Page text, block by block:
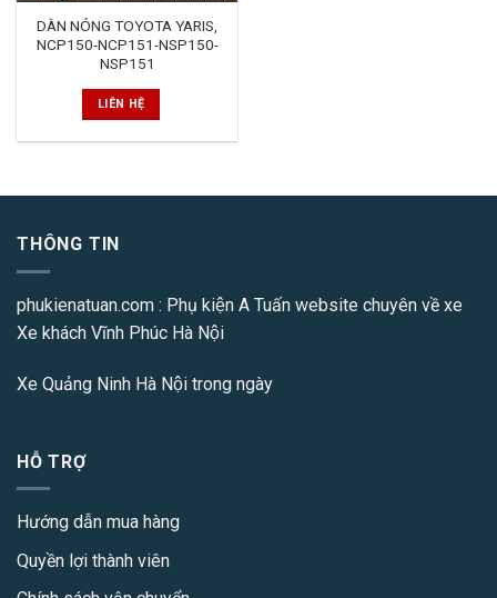
DÀN NÓNG TOYOTA YARIS,
NCP150-NCP151-NSP150-
NSP151
LIÊN HỆ
THÔNG TIN
phukienatuan.com : Phụ kiện A Tuấn website chuyên về xe
Xe khách Vĩnh Phúc Hà Nội
Xe Quảng Ninh Hà Nội trong ngày
HỖ TRỢ
Hướng dẫn mua hàng
Quyền lợi thành viên